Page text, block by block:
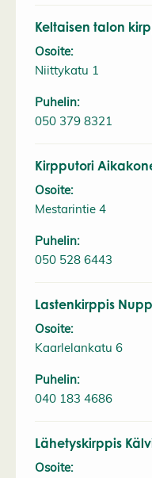
Keltaisen talon
Osoite:
Niittykatu 1
Puhelin:
050 379 8321
Kirpputori
Osoite:
Mestarintie 4
Puhelin:
050 528 6443
Lastenkirppis
Osoite:
Kaarlelankatu 6
Puhelin:
040 183 4686
Lähetyskirppis
Osoite: